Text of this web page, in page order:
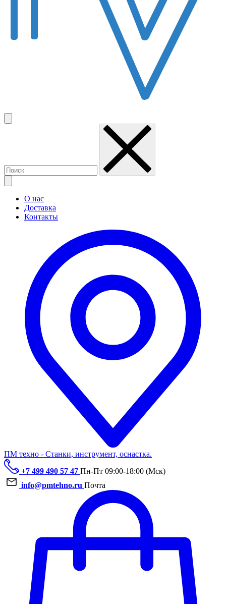
О нас
Доставка
Контакты
ПМ техно - Станки, инструмент, оснастка.
+7 499 490 57 47 Пн-Пт 09:00-18:00 (Мск)
info@pmtehno.ru Почта